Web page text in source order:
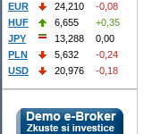
EUR 24,210
-0,08
HUF
6,655
+0,35
JPY
13,288
0,00
PLN
5,632
-0,24
USD
20,976 -0,18